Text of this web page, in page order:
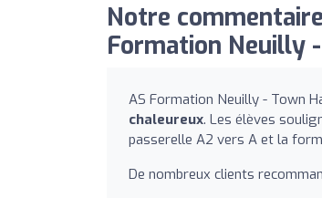
Notre
Formation Neuilly
AS Formation Neuilly - Town
chaleureux. Les élèves
passerelle A2 vers A et la
De nombreux clients